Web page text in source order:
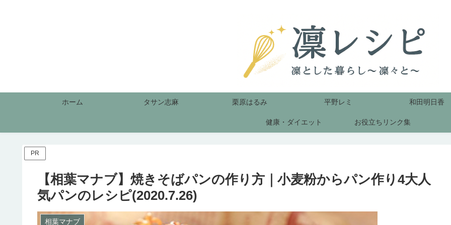
ホーム タサン志麻 栗原はるみ 平野レミ 和田明日香
健康・ダイエット お役立ちリンク集
PR
【相葉マナブ】焼きそばパンの作り方｜小麦粉からパン作り4大人
気パンのレシピ(2020.7.26)
相葉マナブ